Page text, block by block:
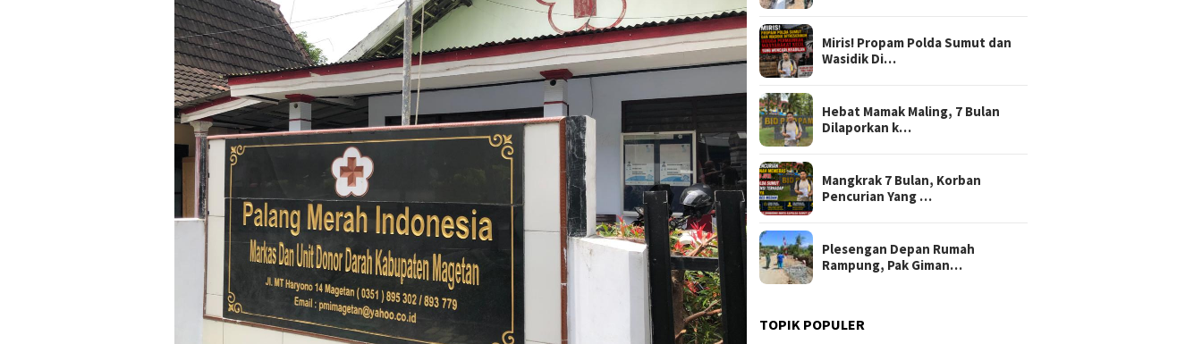
Miris! Propam Polda Sumut dan
Wasidik Di…
Hebat Mamak Maling, 7 Bulan
Dilaporkan k…
Mangkrak 7 Bulan, Korban
Pencurian Yang …
Plesengan Depan Rumah
Rampung, Pak Giman…
TOPIK POPULER